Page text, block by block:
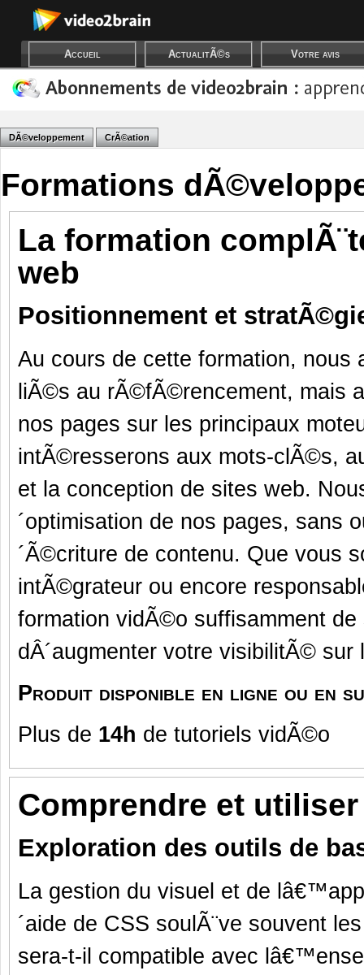
Accueil ActualitÃ©s Votre avis
DÃ©veloppement CrÃ©ation
Formations
La formation
web
Positionnement et
Au cours de cette formation, nous
liÃ©s au rÃ©fÃ©rencement, mais
nos pages sur les principaux
intÃ©resserons aux mots-clÃ©s,
et la conception de sites web.
´optimisation de nos pages, sans
´Ã©criture de contenu. Que vous
intÃ©grateur ou encore
formation vidÃ©o suffisamment
dÂ´augmenter votre visibilitÃ© sur
Produit disponible en ligne ou en
Plus de 14h de tutoriels vidÃ©o
Comprendre et utiliser
Exploration des outils de
La gestion du visuel et de
´aide de CSS soulÃ¨ve souvent
sera-t-il compatible avec